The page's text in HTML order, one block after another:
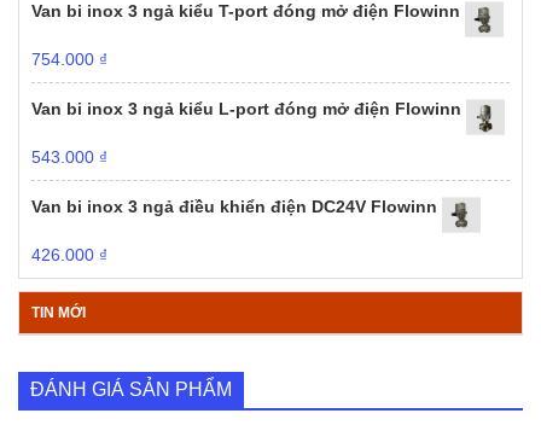
Van bi inox 3 ngả kiểu T-port đóng mở điện Flowinn
754.000 ₫
Van bi inox 3 ngả kiểu L-port đóng mở điện Flowinn
543.000 ₫
Van bi inox 3 ngả điều khiển điện DC24V Flowinn
426.000 ₫
TIN MỚI
ĐÁNH GIÁ SẢN PHẨM